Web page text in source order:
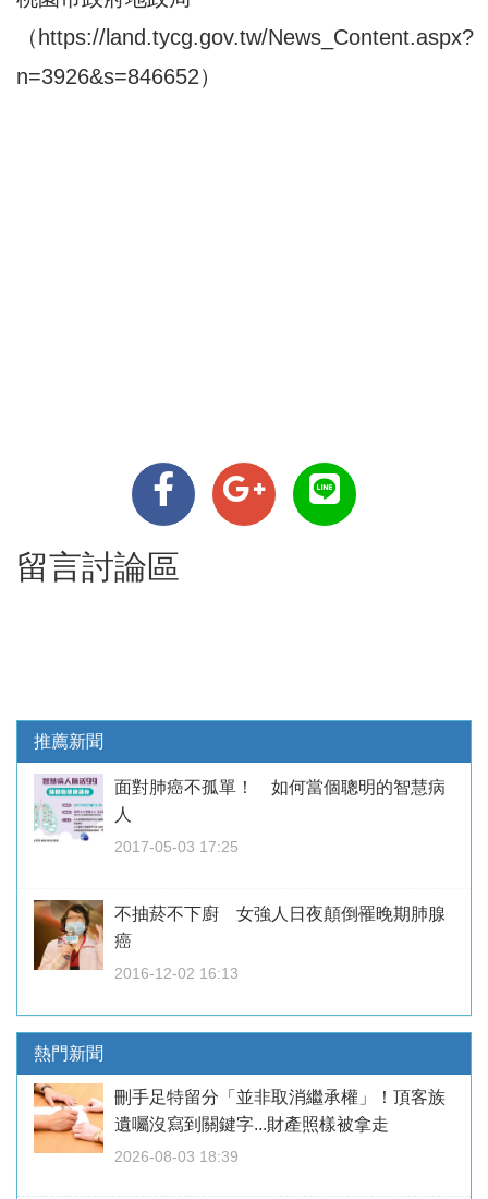
（ https://land.tycg.gov.tw/News_Content.aspx?
n=3926&s=846652）
留言討論區
推薦新聞
面對肺癌不孤單！ 如何當個聰明的智慧病
人
2017-05-03 17:25
不抽菸不下廚 女強人日夜顛倒罹晚期肺腺
癌
2016-12-02 16:13
熱門新聞
刪手足特留分「並非取消繼承權」！頂客族
遺囑沒寫到關鍵字...財產照樣被拿走
2026-08-03 18:39